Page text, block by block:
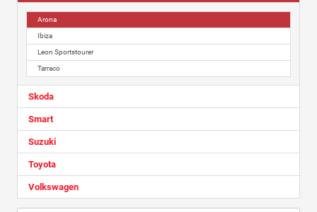
Arona
Ibiza
Leon Sportstourer
Tarraco
Skoda
Smart
Suzuki
Toyota
Volkswagen